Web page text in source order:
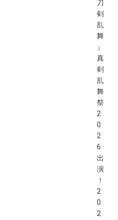
刀
剣
乱
舞
』
真
剣
乱
舞
祭
2
0
2
6
出
演
！
2
0
2